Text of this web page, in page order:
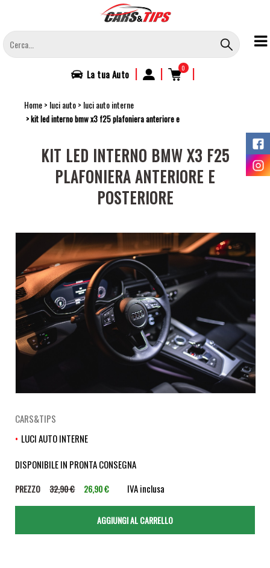
contenuto
principale
La tuaAuto | | 0 |
Home luci auto luci auto interne
kit led interno bmw x3 f25 plafoniera anteriore e
KIT LED INTERNO BMW X3 F25
PLAFONIERA ANTERIORE E
POSTERIORE
CARS&TIPS
LUCI AUTO INTERNE
DISPONIBILE IN PRONTA CONSEGNA
PREZZO 32,90 € 26,90 € IVA inclusa